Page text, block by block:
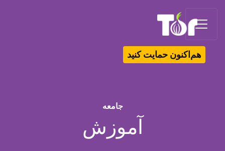
هم‌اکنون حمایت کنید
جامعه
آموزش